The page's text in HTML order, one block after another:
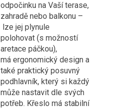
odpočinku na Vaší terase,
zahradě nebo balkonu –
lze jej plynule
polohovat (s možností
aretace páčkou),
má ergonomický design a
také praktický posuvný
podhlavník, který si každý
může nastavit dle svých
potřeb. Křeslo má stabilní